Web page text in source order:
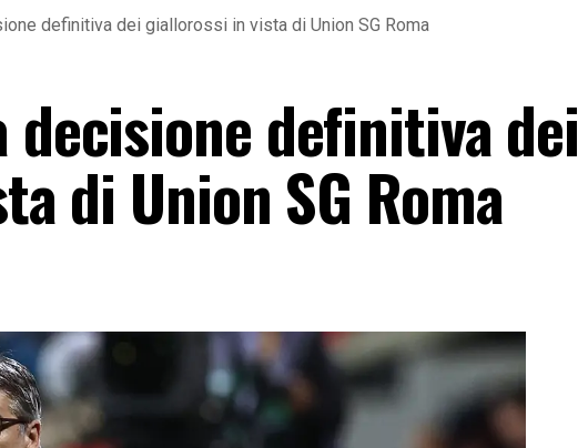
definitiva dei giallorossi in vista di Union SG Roma
decisione definitiva dei
di Union SG Roma